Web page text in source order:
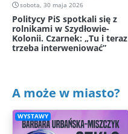
sobota, 30 maja 2026
Politycy PiS spotkali się z
rolnikami w Szydłowie-
Kolonii. Czarnek: „Tu i teraz
trzeba interweniować”
A może w miasto?
WYSTAWY